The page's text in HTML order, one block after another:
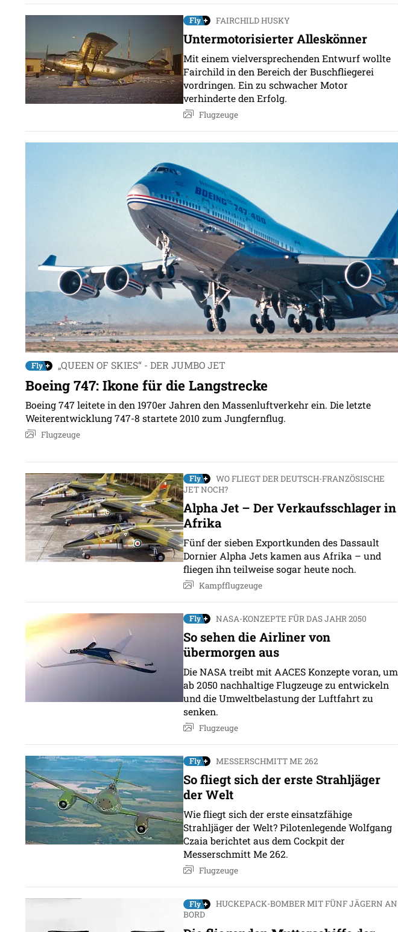
FAIRCHILD HUSKY
Untermotorisierter Alleskönner
Mit einem vielversprechenden Entwurf wollte
Fairchild in den Bereich der Buschfliegerei
vordringen. Ein zu schwacher Motor
verhinderte den Erfolg.
Flugzeuge
„QUEEN OF SKIES“ - DER JUMBO JET
Boeing 747: Ikone für die Langstrecke
Boeing 747 leitete in den 1970er Jahren den Massenluftverkehr ein. Die letzte
Weiterentwicklung 747-8 startete 2010 zum Jungfernflug.
Flugzeuge
WO FLIEGT DER DEUTSCH-FRANZÖSISCHE
JET NOCH?
Alpha Jet – Der Verkaufsschlager in
Afrika
Fünf der sieben Exportkunden des Dassault
Dornier Alpha Jets kamen aus Afrika – und
fliegen ihn teilweise sogar heute noch.
Kampfflugzeuge
NASA-KONZEPTE FÜR DAS JAHR 2050
So sehen die Airliner von
übermorgen aus
Die NASA treibt mit AACES Konzepte voran, um
ab 2050 nachhaltige Flugzeuge zu entwickeln
und die Umweltbelastung der Luftfahrt zu
senken.
Flugzeuge
MESSERSCHMITT ME 262
So fliegt sich der erste Strahljäger
der Welt
Wie fliegt sich der erste einsatzfähige
Strahljäger der Welt? Pilotenlegende Wolfgang
Czaia berichtet aus dem Cockpit der
Messerschmitt Me 262.
Flugzeuge
HUCKEPACK-BOMBER MIT FÜNF JÄGERN AN
BORD